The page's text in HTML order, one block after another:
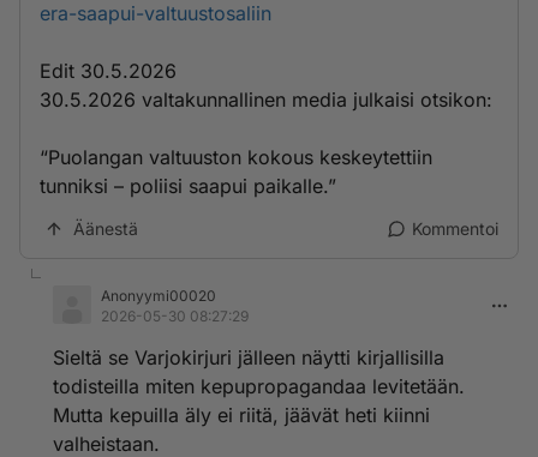
era-saapui-valtuustosaliin
Edit 30.5.2026
30.5.2026 valtakunnallinen media julkaisi otsikon:
“Puolangan valtuuston kokous keskeytettiin
tunniksi – poliisi saapui paikalle.”
Äänestä Kommentoi
Anonyymi00020
2026-05-30 08:27:29
Sieltä se Varjokirjuri jälleen näytti kirjallisilla
todisteilla miten kepupropagandaa levitetään.
Mutta kepuilla äly ei riitä, jäävät heti kiinni
valheistaan.